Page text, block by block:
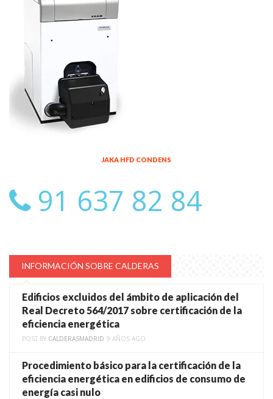
JAKA HFD CONDENS
91 637 82 84
INFORMACIÓN SOBRE CALDERAS
Edificios excluidos del ámbito de aplicación del
Real Decreto 564/2017 sobre certificación de la
eficiencia energética
POST BY CALDERASMADRID 9 AÑOS AGO
Procedimiento básico para la certificación de la
eficiencia energética en edificios de consumo de
energía casi nulo